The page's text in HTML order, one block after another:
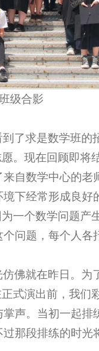
级合影
了求是数学班的
。现在回顾即将
自数学中心的老
下经常形成良好
一个数学问题产
问题，每个人各
佛就在昨日。为
式演出前，我们
声。当初一起排
那段排练的时光